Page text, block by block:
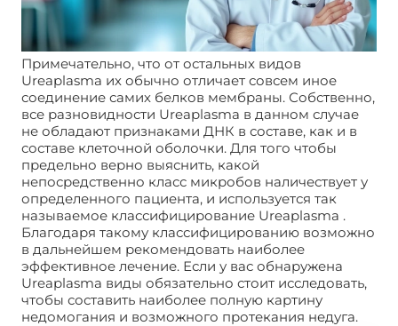
Примечательно, что от остальных видов
Ureaplasma их обычно отличает совсем иное
соединение самих белков мембраны. Собственно,
все разновидности Ureaplasma в данном случае
не обладают признаками ДНК в составе, как и в
составе клеточной оболочки. Для того чтобы
предельно верно выяснить, какой
непосредственно класс микробов наличествует у
определенного пациента, и используется так
называемое классифицирование Ureaplasma .
Благодаря такому классифицированию возможно
в дальнейшем рекомендовать наиболее
эффективное лечение. Если у вас обнаружена
Ureaplasma виды обязательно стоит исследовать,
чтобы составить наиболее полную картину
недомогания и возможного протекания недуга.